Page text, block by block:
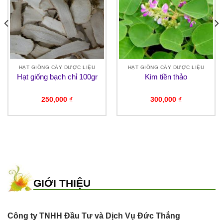
HẠT GIỐNG CÂY DƯỢC LIỆU
Hạt giống bạch chỉ 100gr
250,000 ₫
HẠT GIỐNG CÂY DƯỢC LIỆU
Kim tiền thảo
300,000 ₫
GIỚI THIỆU
Công ty TNHH Đầu Tư và Dịch Vụ Đức Thắng